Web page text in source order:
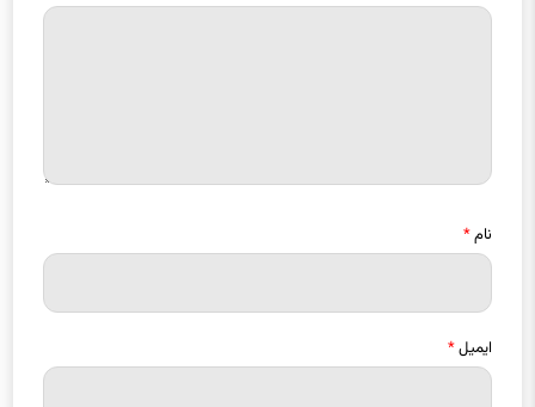
نام*
ایمیل*